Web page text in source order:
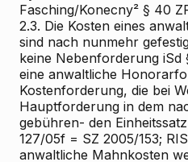
Fasching/Konecny² § 40
2.3. Die Kosten eines
sind nach nunmehr
keine Nebenforderung iSd
eine anwaltliche
Kostenforderung, die bei
Hauptforderung in dem
gebühren- den
127/05f = SZ 2005/153;
anwaltliche Mahnkosten